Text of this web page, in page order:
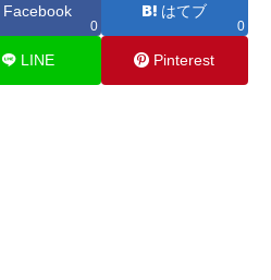
Facebook
0
はてブ
0
LINE Pinterest